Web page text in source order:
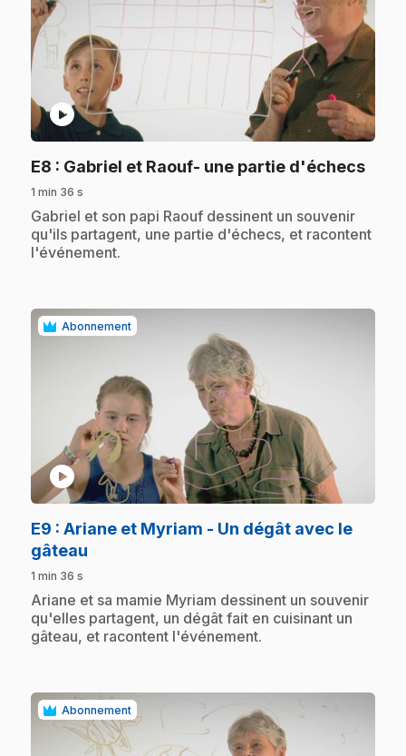
play_circle
E8 : Gabriel et Raouf- une partie d'échecs.
1 min 36 s
.Gabriel et son papi Raouf dessinent un souvenir
qu'ils partagent, une partie d'échecs, et racontent
l'événement.
Abonnement
play_circle
E9 : Ariane et Myriam - Un dégât avec le
gâteau
1 min 36 s
.Ariane et sa mamie Myriam dessinent un souvenir
qu'elles partagent, un dégât fait en cuisinant un
gâteau, et racontent l'événement.
Abonnement